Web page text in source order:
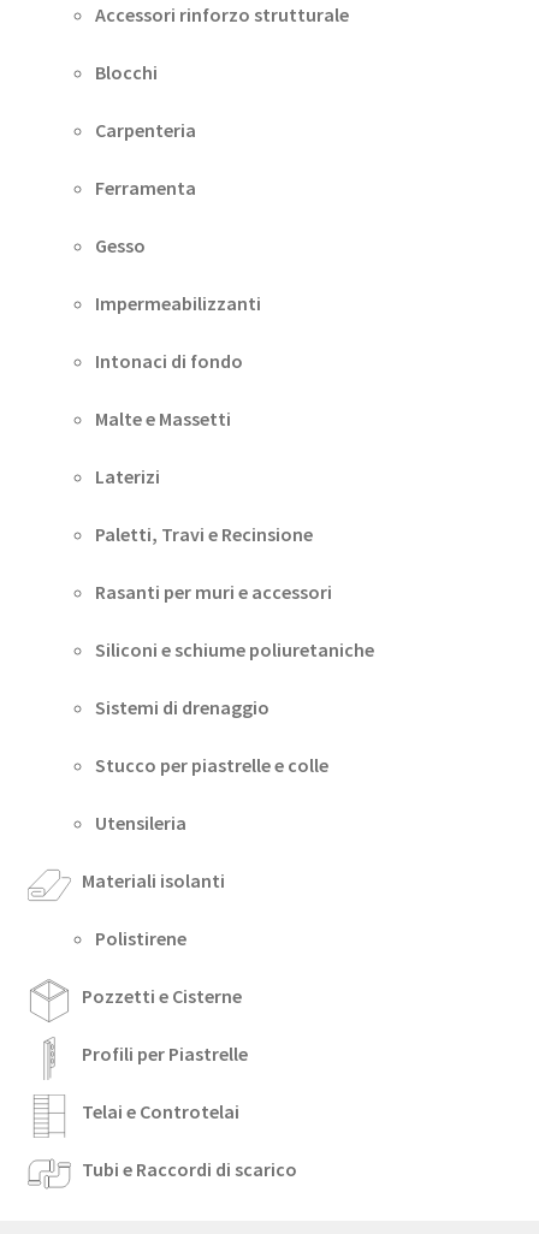
Accessori rinforzo strutturale
Blocchi
Carpenteria
Ferramenta
Gesso
Impermeabilizzanti
Intonaci di fondo
Malte e Massetti
Laterizi
Paletti, Travi e Recinsione
Rasanti per muri e accessori
Siliconi e schiume poliuretaniche
Sistemi di drenaggio
Stucco per piastrelle e colle
Utensileria
Materiali isolanti
Polistirene
Pozzetti e Cisterne
Profili per Piastrelle
Telai e Controtelai
Tubi e Raccordi di scarico